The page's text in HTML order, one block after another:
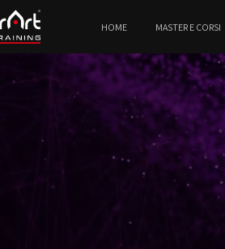
HOME MASTER E CORSI